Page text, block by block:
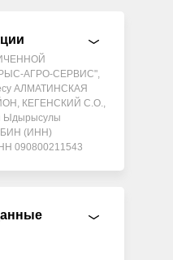
АГРО-СЕРВИС",
АЛМАТИНСКАЯ
КЕГЕНСКИЙ С.О.,
Ыдырысулы
РНН 090800211543